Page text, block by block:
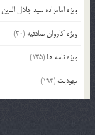
ویژه امامزاده سید جلال الدین
ویژه کاروان صادقیه (30)
ویژه نامه ها (135)
یهودیت (194)